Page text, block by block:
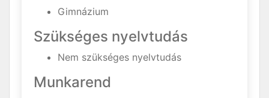
Gimnázium
Szükséges nyelvtudás
Nem szükséges nyelvtudás
Munkarend